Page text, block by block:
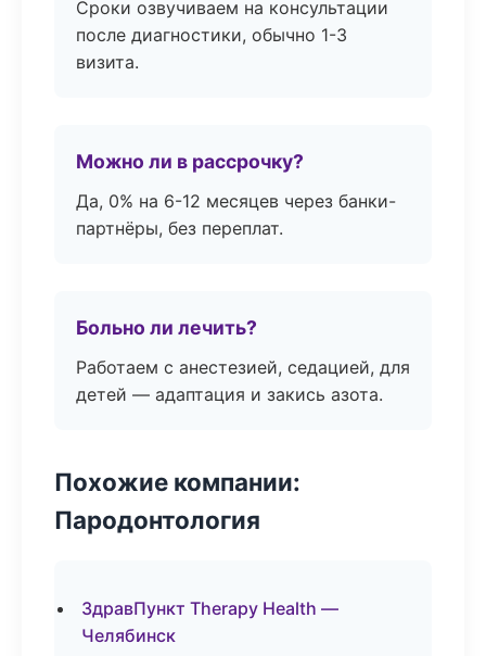
Сроки озвучиваем на консультации
после диагностики, обычно 1-3
визита.
Можно ли в рассрочку?
Да, 0% на 6-12 месяцев через банки-
партнёры, без переплат.
Больно ли лечить?
Работаем с анестезией, седацией, для
детей — адаптация и закись азота.
Похожие компании:
Пародонтология
ЗдравПункт Therapy Health —
Челябинск